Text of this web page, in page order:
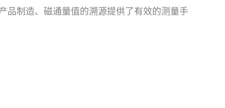
品制造、磁通量值的溯源提供了有效的测量手